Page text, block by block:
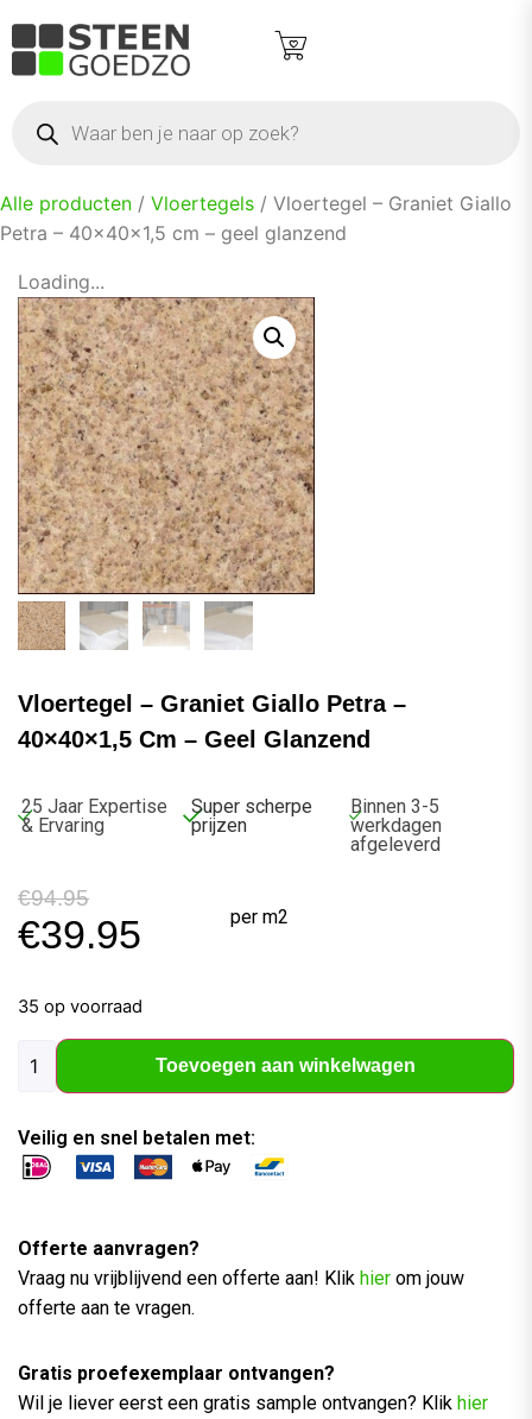
Alle producten / Vloertegels / Vloertegel – Graniet Giallo
Petra – 40×40×1,5 cm – geel glanzend
Loading...
Vloertegel – Graniet Giallo Petra –
40×40×1,5 Cm – Geel Glanzend
25 Jaar Expertise
& Ervaring
Super scherpe
prijzen
Binnen 3-5
werkdagen
afgeleverd
€94.95
€39.95 per m2
35 op voorraad
Toevoegen aan winkelwagen
Veilig en snel betalen met:
Offerte aanvragen?
Vraag nu vrijblijvend een offerte aan! Klik hier om jouw
offerte aan te vragen.
Gratis proefexemplaar ontvangen?
Wil je liever eerst een gratis sample ontvangen? Klik hier